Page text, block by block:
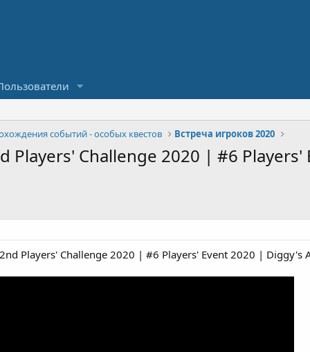
событий - особых квестов Встреча игроков 2020
Players' Challenge 2020 | #6
Players' Challenge 2020 | #6 Players' Event 2020 | Diggy's